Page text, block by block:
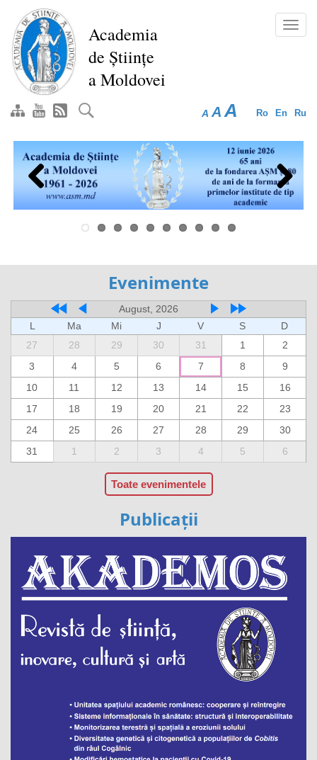
Перейти
основному
содержанию
Academia
de Științe
a Moldovei
Ro En Ru
A A A
Previous Next
Evenimente
August, 2026
L
Ma Mi J V S
D
27
28 29 30 31 1
2
3
4 5 6 7 8
9
10
11 12 13 14 15
16
17
18 19 20 21 22
23
24
25 26 27 28 29
30
31
1 2 3 4 5 6
Toate evenimentele
Publicații